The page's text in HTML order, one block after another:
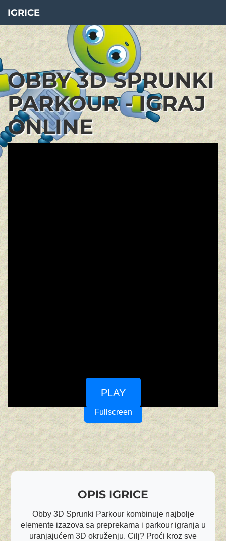
IGRICE
OBBY 3D SPRUNKI
PARKOUR - IGRAJ
ONLINE
PLAY
Fullscreen
OPIS IGRICE
Obby 3D Sprunki Parkour kombinuje najbolje
elemente izazova sa preprekama i parkour igranja u
uranjajućem 3D okruženju. Cilj? Proći kroz sve